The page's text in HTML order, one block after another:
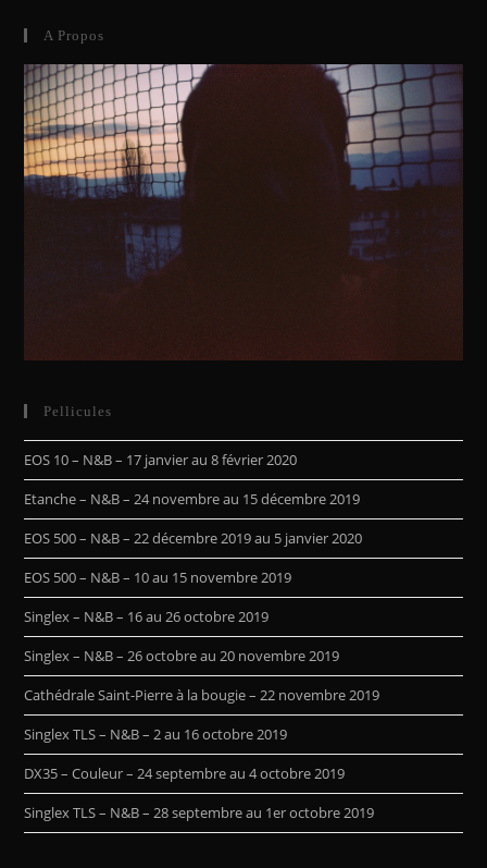
A Propos
Pellicules
EOS 10 – N&B – 17 janvier au 8 février 2020
Etanche – N&B – 24 novembre au 15 décembre 2019
EOS 500 – N&B – 22 décembre 2019 au 5 janvier 2020
EOS 500 – N&B – 10 au 15 novembre 2019
Singlex – N&B – 16 au 26 octobre 2019
Singlex – N&B – 26 octobre au 20 novembre 2019
Cathédrale Saint-Pierre à la bougie – 22 novembre 2019
Singlex TLS – N&B – 2 au 16 octobre 2019
DX35 – Couleur – 24 septembre au 4 octobre 2019
Singlex TLS – N&B – 28 septembre au 1er octobre 2019